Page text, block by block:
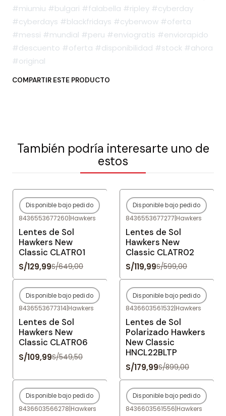
#miumiu #bulgari #falabella #ripley #cyberday
#cyberdays #blackfridays #cyberwow #oferta
#messi #mundial #peru #enviogratis #enviorapido
#descuento #oferta #disponibilidad #stock #ahora
#original
COMPARTIR ESTE PRODUCTO
También podría interesarte uno de
estos
-80%OFF
Agotado
Disponible bajo pedido
8436553677260|Hawkers
Lentes de Sol
Hawkers New
Classic CLATR01
S/129,99S/649,00
-80%OFF
Agotado
Disponible bajo pedido
8436553677277|Hawkers
Lentes de Sol
Hawkers New
Classic CLATR02
S/119,99S/599,00
-80%OFF
Agotado
Disponible bajo pedido
8436553677314|Hawkers
Lentes de Sol
Hawkers New
Classic CLATR06
S/109,99S/549,50
-80%OFF
Agotado
Disponible bajo pedido
8436603561532|Hawkers
Lentes de Sol
Polarizado Hawkers
New Classic
HNCL22BLTP
S/179,99S/899,00
-80%OFF
Agotado
Disponible bajo pedido
8436603566278|Hawkers
-80%OFF
Agotado
Disponible bajo pedido
8436603561556|Hawkers